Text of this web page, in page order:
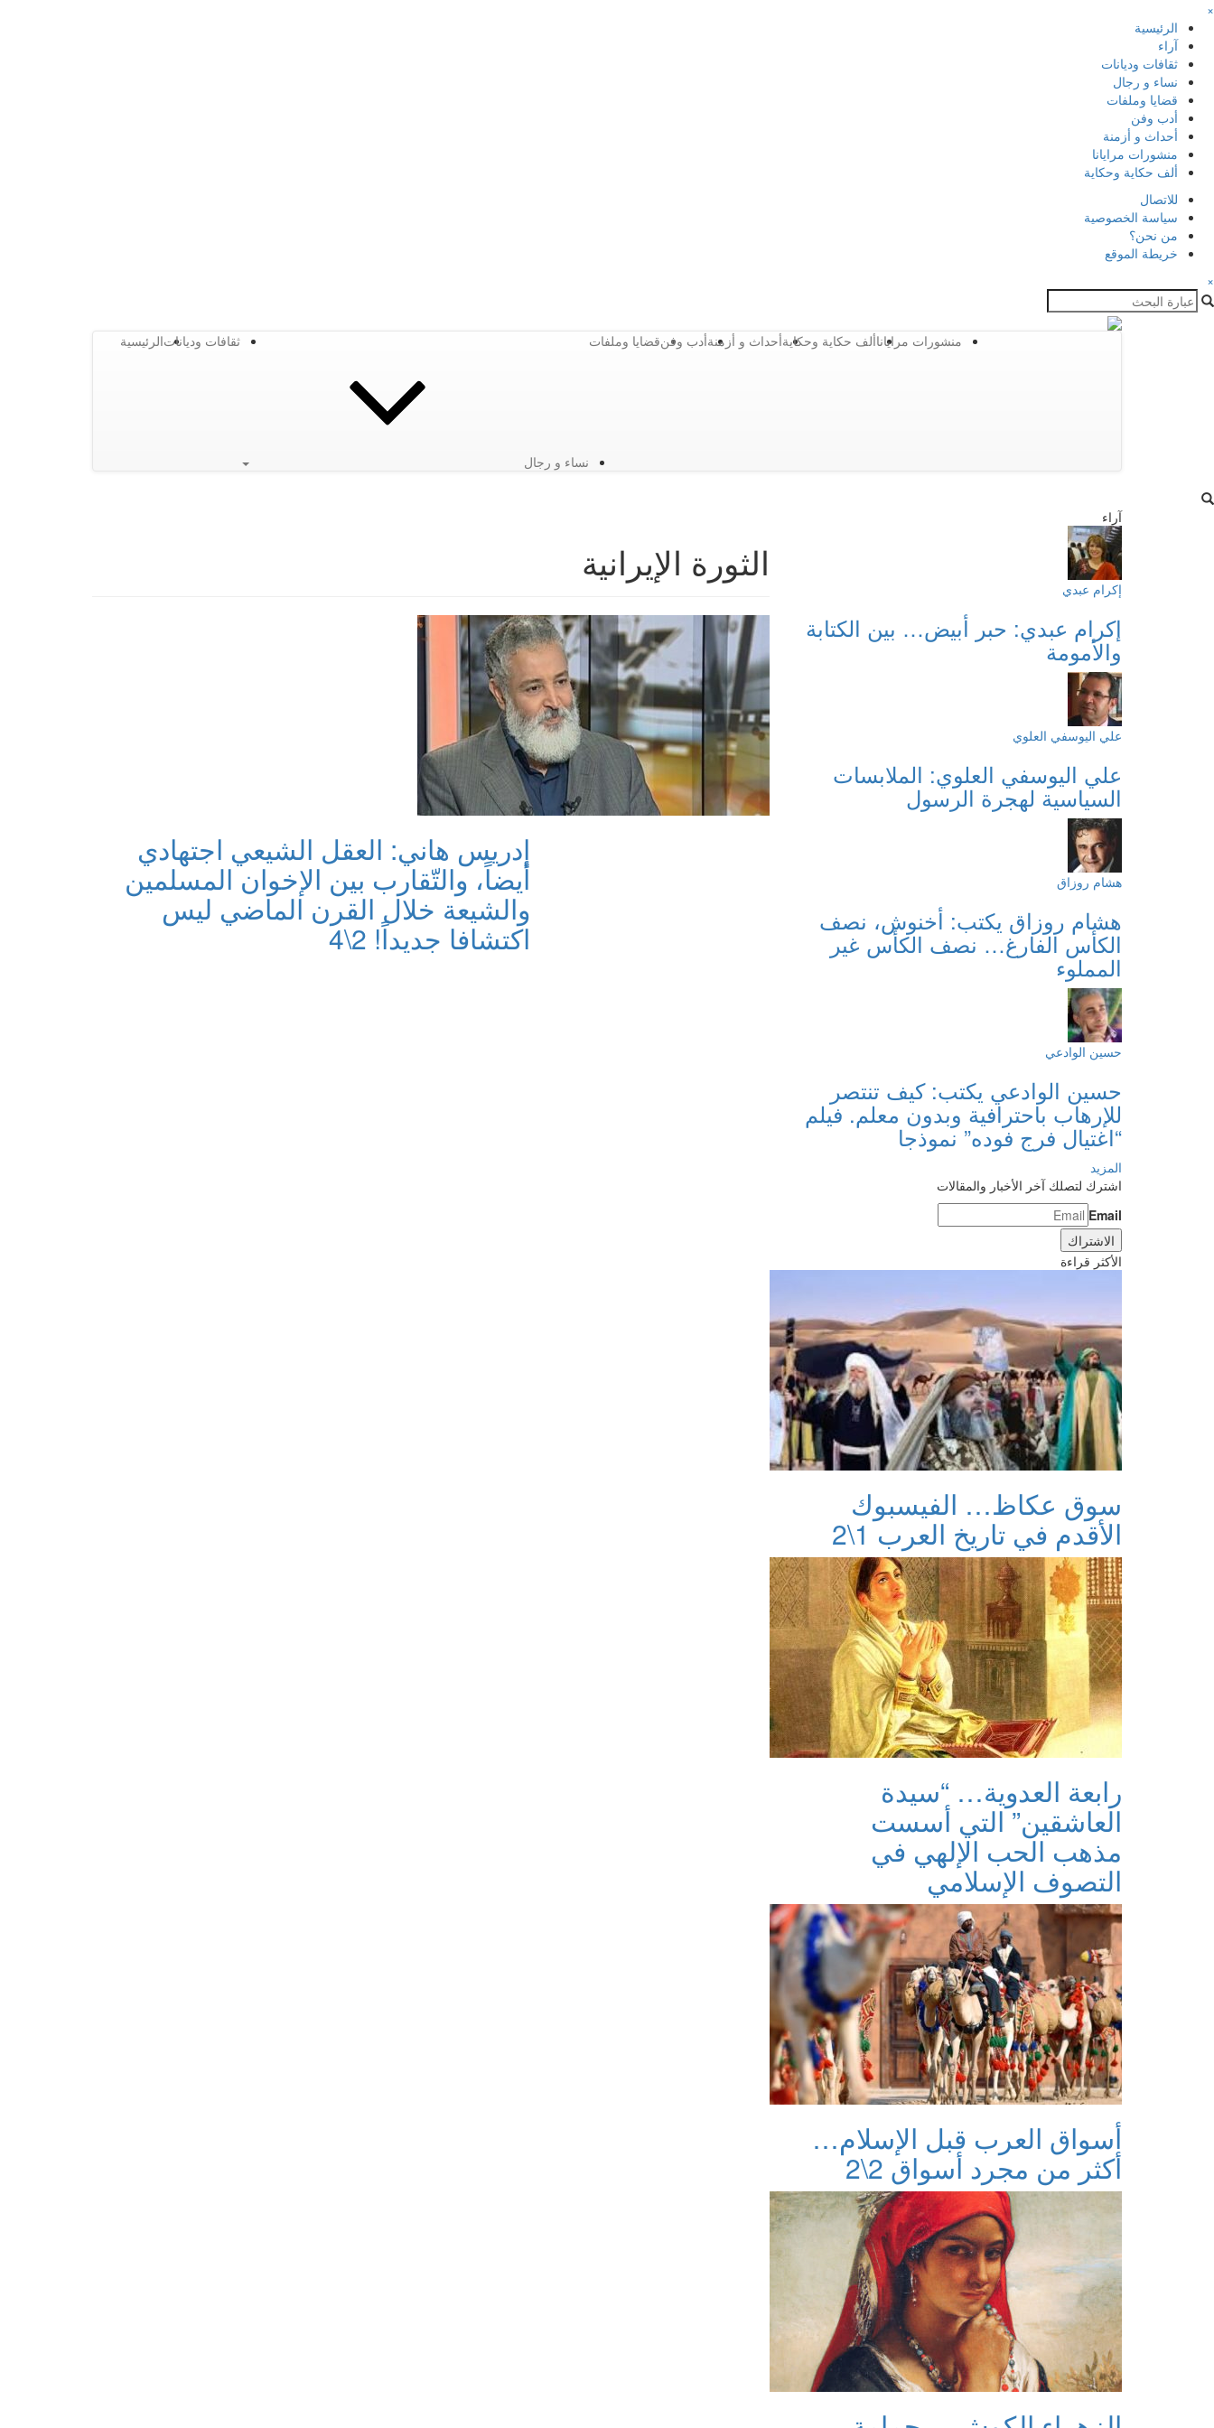
×
الرئيسية
آراء
ثقافات وديانات
نساء و رجال
قضايا وملفات
أدب وفن
أحداث و أزمنة
منشورات مرايانا
ألف حكاية وحكاية
للاتصال
سياسة الخصوصية
من نحن؟
خريطة الموقع
×
الرئيسيةثقافات وديانات
نساء و رجال
قضايا وملفاتأدب وفنأحداث و أزمنةألف حكاية وحكايةمنشورات مرايانا
الثورة الإيرانية
إدريس هاني: العقل الشيعي اجتهادي
أيضاً، والتّقارب بين الإخوان المسلمين
والشيعة خلال القرن الماضي ليس
اكتشافا جديداً! 2\4
آراء
إكرام عبدي
إكرام عبدي: حبر أبيض… بين الكتابة
والأمومة
علي اليوسفي العلوي
علي اليوسفي العلوي: الملابسات
السياسية لهجرة الرسول
هشام روزاق
هشام روزاق يكتب: أخنوش، نصف
الكأس الفارغ… نصف الكأس غير
المملوء
حسين الوادعي
حسين الوادعي يكتب: كيف تنتصر
للإرهاب باحترافية وبدون معلم. فيلم
“اغتيال فرج فوده” نموذجا
المزيد
اشترك لتصلك آخر الأخبار والمقالات
Email
الأكثر قراءة
سوق عكاظ… الفيسبوك
الأقدم في تاريخ العرب 1\2
رابعة العدوية… “سيدة
العاشقين” التي أسست
مذهب الحب الإلهي في
التصوف الإسلامي
أسواق العرب قبل الإسلام…
أكثر من مجرد أسواق 2\2